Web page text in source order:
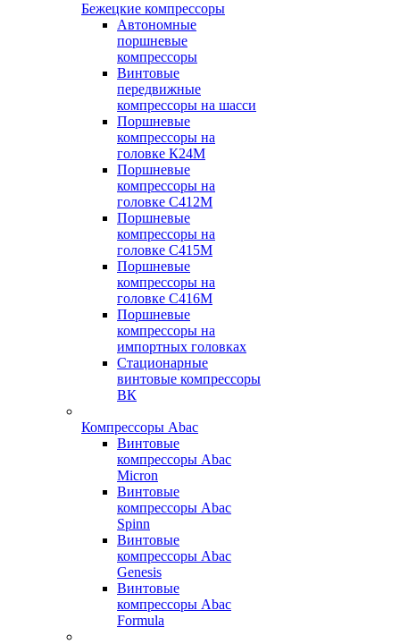
Бежецкие компрессоры
Автономные
поршневые
компрессоры
Винтовые
передвижные
компрессоры на шасси
Поршневые
компрессоры на
головке К24М
Поршневые
компрессоры на
головке С412М
Поршневые
компрессоры на
головке С415М
Поршневые
компрессоры на
головке С416М
Поршневые
компрессоры на
импортных головках
Стационарные
винтовые компрессоры
ВК
Компрессоры Abac
Винтовые
компрессоры Abac
Micron
Винтовые
компрессоры Abac
Spinn
Винтовые
компрессоры Abac
Genesis
Винтовые
компрессоры Abac
Formula